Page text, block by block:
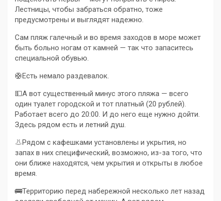
Лестницы, чтобы забраться обратно, тоже
предусмотрены и выглядят надежно.
Сам пляж галечный и во время заходов в море может
быть больно ногам от камней — так что запаситесь
специальной обувью.
🛟Есть немало раздевалок.
💵А вот существенный минус этого пляжа — всего
один туалет городской и тот платный (20 рублей).
Работает всего до 20:00. И до него еще нужно дойти.
Здесь рядом есть и летний душ.
👃Рядом с кафешками установлены и укрытия, но
запах в них специфический, возможно, из-за того, что
они ближе находятся, чем укрытия и открыты в любое
время.
🚌Территорию перед набережной несколько лет назад